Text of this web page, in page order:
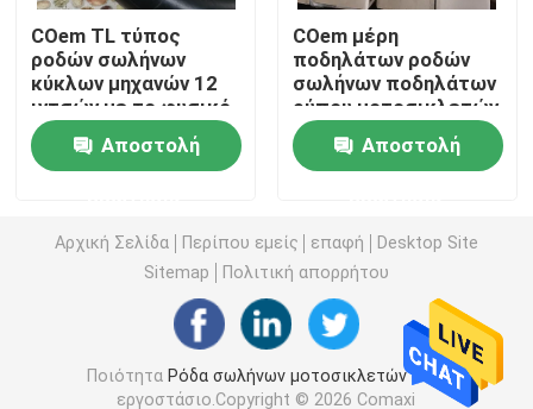
Τρίκυκλη ρόδα
Ρόδα μηχανικών δίκυκλων μοτοσικλετών
Ηλεκτρική ρόδα μοτοσικλετών
Εσωτερικός σωλήνας μοτοσικλετών
Τρίκυκλος εσωτερικός σωλήνας
COem TL τύπος
ροδών σωλήνων
κύκλων μηχανών 12
ιντσών με το φυσικό
λάστιχο
Αποστολή
COem μέρη
ποδηλάτων ροδών
σωλήνων ποδηλάτων
ρύπου μοτοσικλετών
12 ιντσών 17 ίντσα
Αποστολή
Αρχική Σελίδα Περίπου εμείς επαφή
Desktop Site
Sitemap
Πολιτική απορρήτου
Ποιότητα Ρόδα σωλήνων μοτοσικλετώνΚίνα
εργοστάσιο.Copyright © 2026 Comaxi